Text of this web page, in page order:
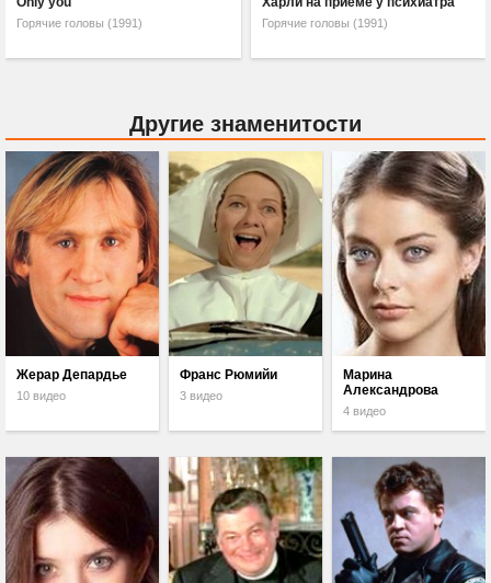
Горячие головы (1991) Горячие головы (1991)
Другие знаменитости
Жерар Депардье
10 видео
Франс Рюмийи
3 видео
Марина
Александрова
4 видео